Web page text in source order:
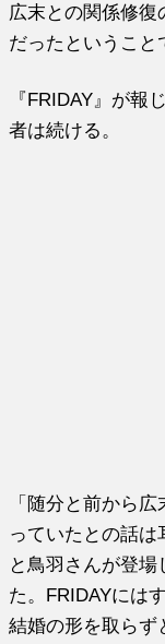
広末との関係修復
だったということ
『FRIDAY』が報
者は続ける。
「随分と前から
っていたとの話は
と鳥羽さんが登
た。FRIDAYには
結婚の形を取らず